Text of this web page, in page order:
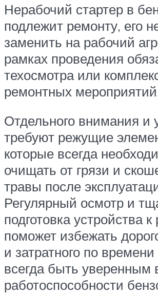
Нерабочий стартер в
подлежит ремонту, его
заменить на рабочий
рамках проведения
техосмотра или
ремонтных
Отдельного внимания и
требуют режущие
которые всегда
очищать от грязи и
травы после
Регулярный осмотр и
подготовка устройства к
поможет избежать
и затратного по
всегда быть уверенным
работоспособности